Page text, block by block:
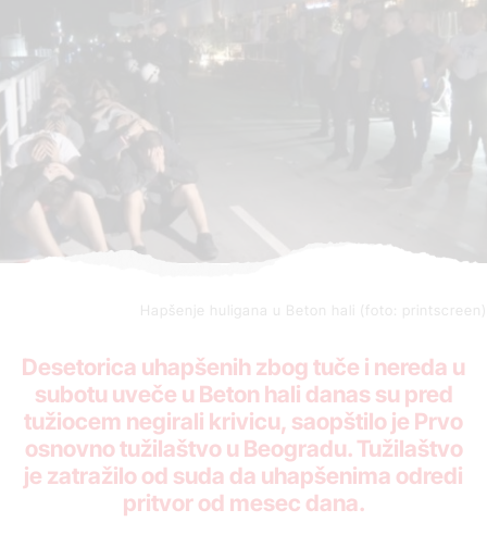
Hapšenje huligana u Beton hali (foto: printscreen)
Desetorica uhapšenih zbog tuče i nereda u
subotu uveče u Beton hali danas su pred
tužiocem negirali krivicu, saopštilo je Prvo
osnovno tužilaštvo u Beogradu. Tužilaštvo
je zatražilo od suda da uhapšenima odredi
pritvor od mesec dana.